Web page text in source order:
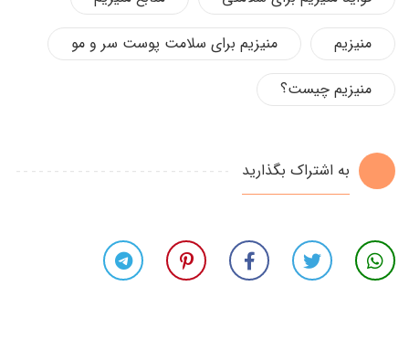
منیزیم
منیزیم برای سلامت پوست سر و مو
منیزیم چیست؟
به اشتراک بگذارید